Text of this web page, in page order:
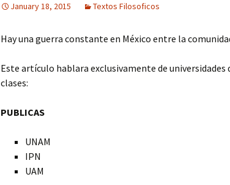
January 18, 2015 Textos Filosoficos
Hay una guerra constante en México entre la
Este artículo hablara exclusivamente de
clases:
PUBLICAS
UNAM
IPN
UAM